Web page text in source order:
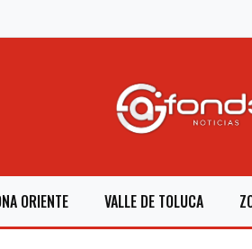
ORIENTE VALLE DE TOLUCA